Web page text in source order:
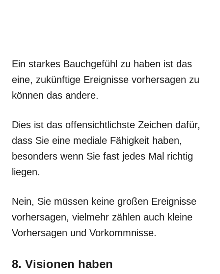
Ein starkes Bauchgefühl zu haben ist das
eine, zukünftige Ereignisse vorhersagen zu
können das andere.
Dies ist das offensichtlichste Zeichen dafür,
dass Sie eine mediale Fähigkeit haben,
besonders wenn Sie fast jedes Mal richtig
liegen.
Nein, Sie müssen keine großen Ereignisse
vorhersagen, vielmehr zählen auch kleine
Vorhersagen und Vorkommnisse.
8. Visionen haben